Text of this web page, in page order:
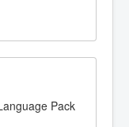
Pack